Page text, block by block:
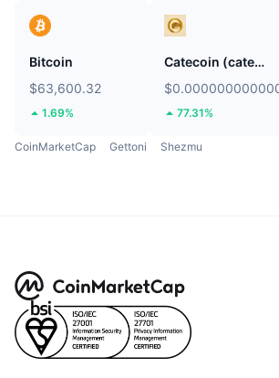
Bitcoin
$63,600.32
1.69%
Catecoin (catecoin.shop)
77.31%
CoinMarketCap Gettoni Shezmu